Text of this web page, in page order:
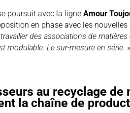
poursuit avec la ligneAmour
en phase avec les
des associations de
modulable. Le sur-mesure en série. »
au recyclage de
la chaîne de